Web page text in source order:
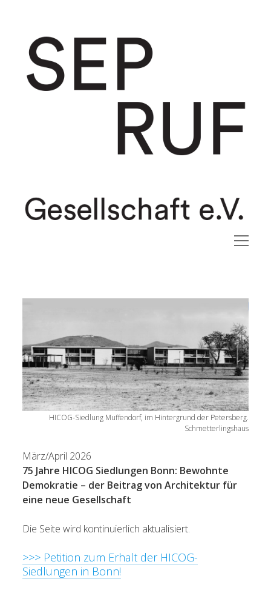
Ruf
Gesellschaft
e.V.
open
menu
Informationen zu Sep Ruf
menu
Nachkriegsmoderne
open
menu
Mitglied werden
Mitgliederbereich
Über unsHICOG-Siedlung Muffendorf, im Hintergrund der Petersberg.
Schmetterlingshaus
März/April 2026
75 Jahre HICOG Siedlungen Bonn: Bewohnte
Demokratie – der Beitrag von Architektur für
eine neue Gesellschaft
Die Seite wird kontinuierlich aktualisiert.
>>> Petition zum Erhalt der HICOG-
Siedlungen in Bonn!